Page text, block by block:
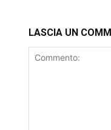
LASCIA UN